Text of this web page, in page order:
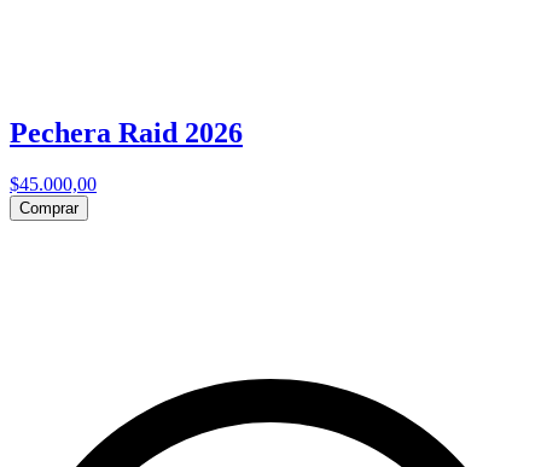
Pechera Raid 2026
$45.000,00
Comprar